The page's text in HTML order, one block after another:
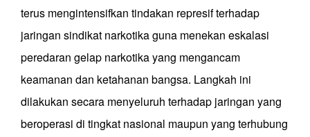
terus mengintensifkan tindakan represif terhadap
jaringan sindikat narkotika guna menekan eskalasi
peredaran gelap narkotika yang mengancam
keamanan dan ketahanan bangsa. Langkah ini
dilakukan secara menyeluruh terhadap jaringan yang
beroperasi di tingkat nasional maupun yang terhubung